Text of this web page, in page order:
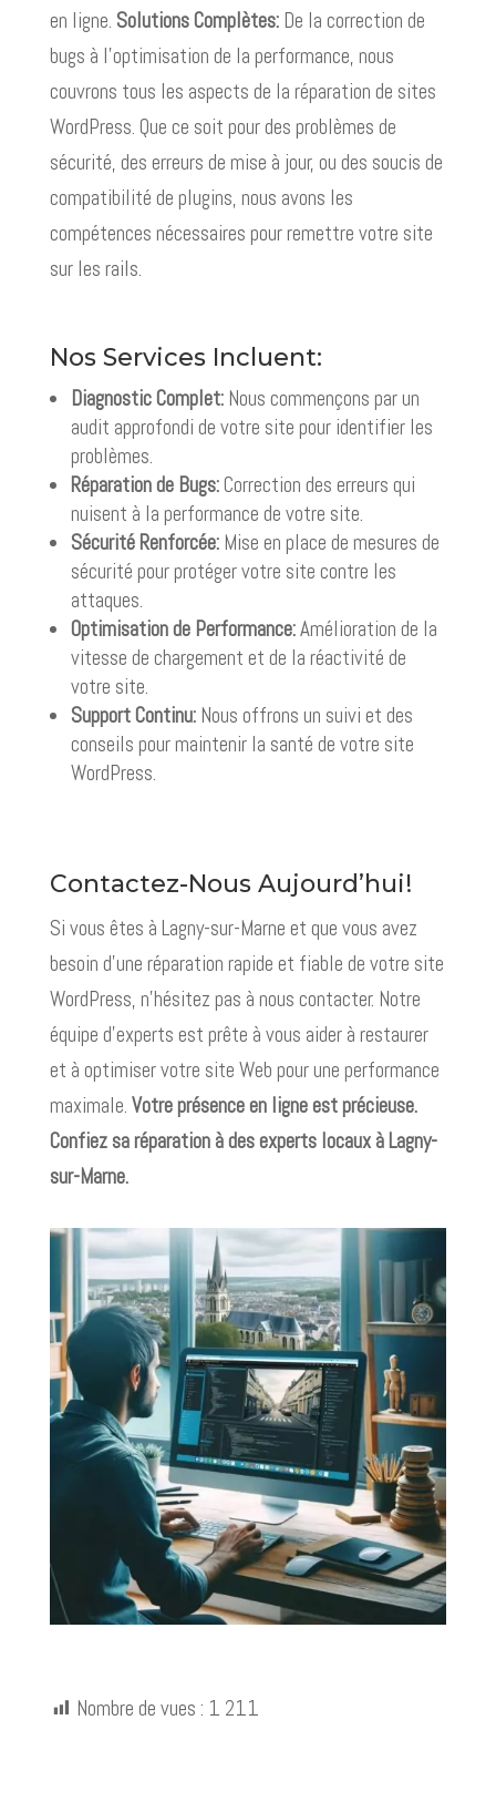
en ligne. Solutions Complètes:De la correction de
bugs à l’optimisation de la performance, nous
couvrons tous les aspects de la réparation de sites
WordPress. Que ce soit pour des problèmes de
sécurité, des erreurs de mise à jour, ou des soucis de
compatibilité de plugins, nous avons les
compétences nécessaires pour remettre votre site
sur les rails.
Nos Services Incluent:
Diagnostic Complet:Nous commençons par un
audit approfondi de votre site pour identifier les
problèmes.
Réparation de Bugs:Correction des erreurs qui
nuisent à la performance de votre site.
Sécurité Renforcée:Mise en place de mesures de
sécurité pour protéger votre site contre les
attaques.
Optimisation de Performance:Amélioration de la
vitesse de chargement et de la réactivité de
votre site.
Support Continu:Nous offrons un suivi et des
conseils pour maintenir la santé de votre site
WordPress.
Contactez-Nous Aujourd’hui!
Si vous êtes à Lagny-sur-Marne et que vous avez
besoin d’une réparation rapide et fiable de votre site
WordPress, n’hésitez pas à nous contacter. Notre
équipe d’experts est prête à vous aider à restaurer
et à optimiser votre site Web pour une performance
maximale. Votre présence en ligne est précieuse.
Confiez sa réparation à des experts locaux à Lagny-
sur-Marne.
Nombre de vues : 1 211